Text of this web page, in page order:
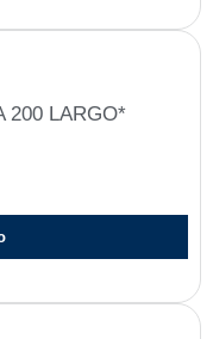
200 LARGO*